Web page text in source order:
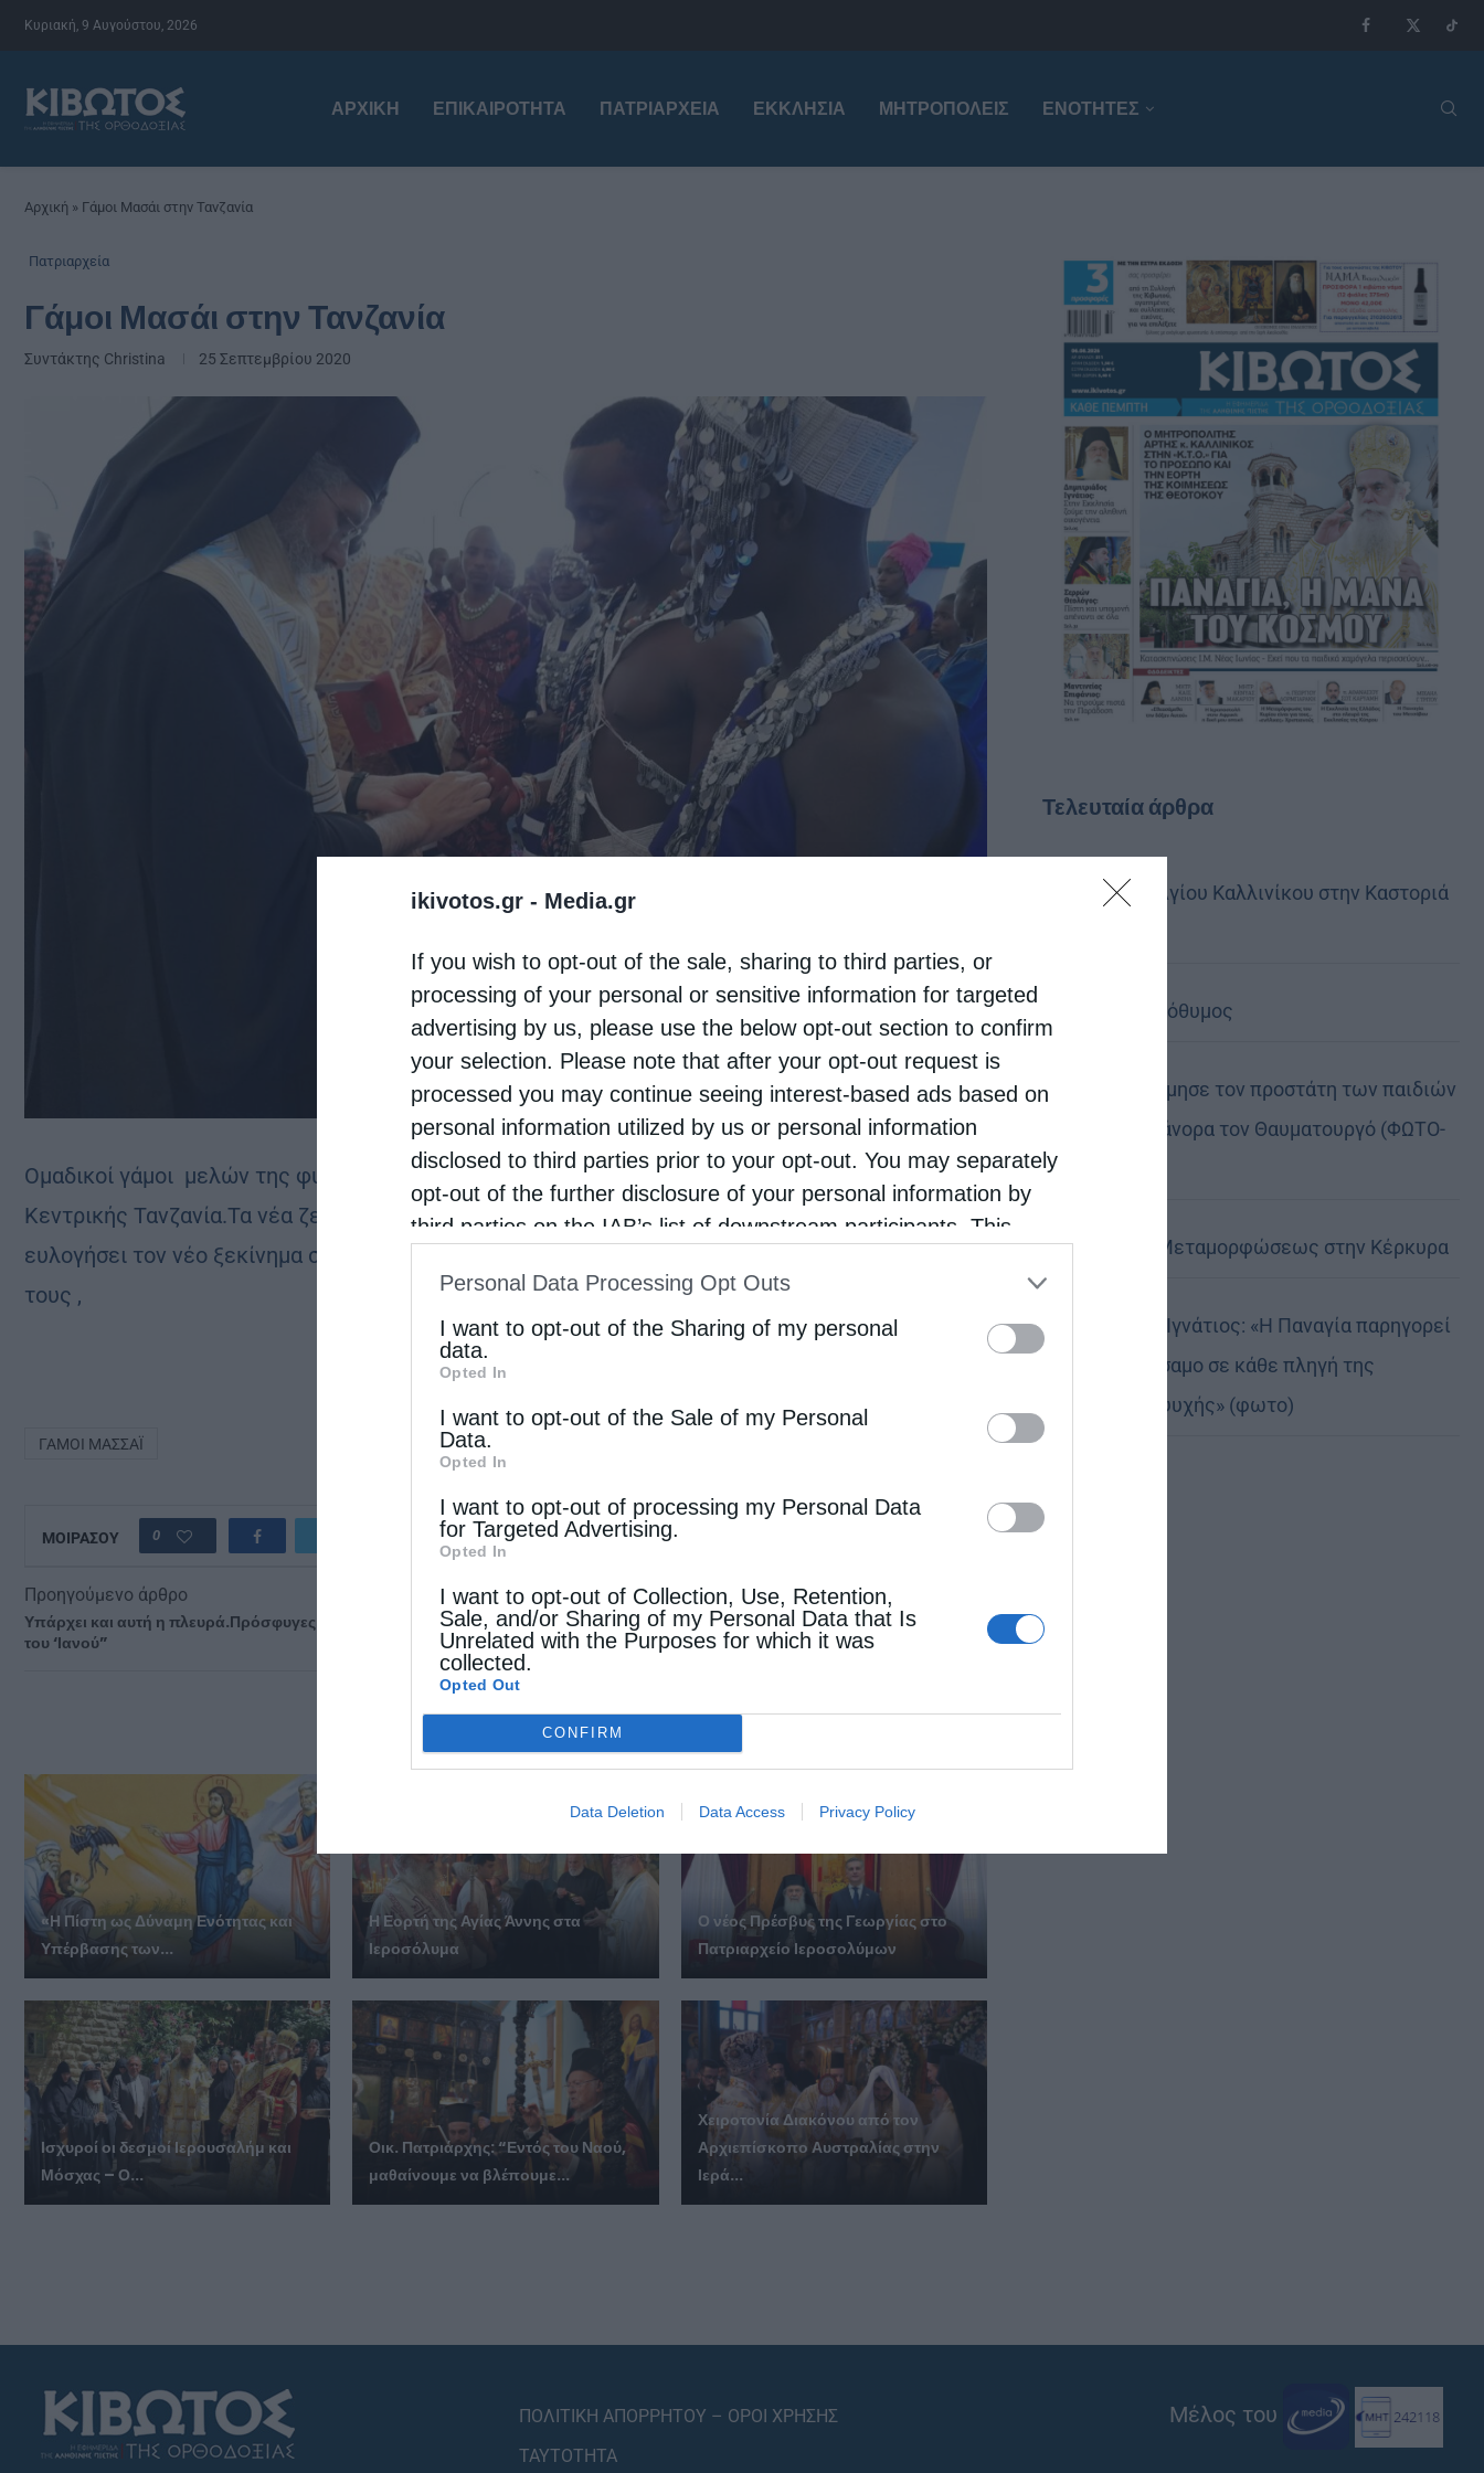
ikivotos.gr - Media.gr
If you wish to opt-out of the sale, sharing to third parties, or
processing of your personal or sensitive information for targeted
advertising by us, please use the below opt-out section to confirm
your selection. Please note that after your opt-out request is
processed you may continue seeing interest-based ads based on
personal information utilized by us or personal information
disclosed to third parties prior to your opt-out. You may separately
opt-out of the further disclosure of your personal information by
third parties on the IAB’s list of downstream participants. This
IAB’s List of Downstream Participantsthat may further disclose it to
other third parties.
Personal Data Processing Opt Outs
I want to opt-out of the Sharing of my personal
data.
Opted In
I want to opt-out of the Sale of my Personal
Data.
Opted In
I want to opt-out of processing my Personal Data
for Targeted Advertising.
Opted In
I want to opt-out of Collection, Use, Retention,
Sale, and/or Sharing of my Personal Data that Is
Unrelated with the Purposes for which it was
collected.
Opted Out
CONFIRM
Data Deletion Data Access Privacy Policy
Κυριακή, 9 Αυγούστου, 2026
ΑΡΧΙΚΉ ΕΠΙΚΑΙΡΌΤΗΤΑ ΠΑΤΡΙΑΡΧΕΊΑ ΕΚΚΛΗΣΊΑ ΜΗΤΡΟΠΌΛΕΙΣ ΕΝΟΤΗΤΕΣ
Αρχική » Γάμοι Μασάι στην Τανζανία
Πατριαρχεία
Γάμοι Μασάι στην Τανζανία
Συντάκτης Christina 25 Σεπτεμβρίου 2020
Ομαδικοί γάμοι μελών της φυλής Μασσάϊ τελέστηκαν στην Ιερά Επισκοπή Αρούσας και
Κεντρικής Τανζανία.Τα νέα ζευγάρια ζήτησαν από τον Επίσκοπο Αρούσας κ. Αγαθόνικο να
ευλογήσει τον νέο ξεκίνημα στη ζωή τους που έγινε με παραδοσιακές φορεσιές της φυλής
τους ,
ΓΆΜΟΙ ΜΑΣΣΆΪ
ΜΟΙΡΑΣΟΥ 0
Προηγούμενο άρθρο
Υπάρχει και αυτή η πλευρά.Πρόσφυγες δίπλα στα θύματα
του ‘Ιανού”
Επόμενο άρθρο
”Περί της κανονικής προσκτήσεως της μοναχικής
ιδιότητος”.Παρέμβαση του μητροπολίτη Πειραιώς
ΔΕΙΤΕ ΕΠΙΣΗΣ
«Η Πίστη ως Δύναμη Ενότητας και
Υπέρβασης των...
Η Εορτή της Αγίας Άννης στα
Ιεροσόλυμα
Ο νέος Πρέσβυς της Γεωργίας στο
Πατριαρχείο Ιεροσολύμων
Ισχυροί οι δεσμοί Ιερουσαλήμ και
Μόσχας – Ο...
Οικ. Πατριάρχης: “Εντός του Ναού,
μαθαίνουμε να βλέπουμε...
Χειροτονία Διακόνου από τον
Αρχιεπίσκοπο Αυστραλίας στην
Ιερά...
Τελευταία άρθρα
Η Εορτή του Αγίου Καλλινίκου στην Καστοριά
Να είσαι μακρόθυμος
Η Καστοριά τίμησε τον προστάτη των παιδιών
της, Άγιο Νικάνορα τον Θαυματουργό (ΦΩΤΟ-
ΒΙΝΤΕΟ)
Η Εορτή της Μεταμορφώσεως στην Κέρκυρα
Δημητριάδος Ιγνάτιος: «Η Παναγία παρηγορεί
και δίνει βάλσαμο σε κάθε πληγή της
ανθρώπινης ψυχής» (φωτο)
ΠΟΛΙΤΙΚΗ ΑΠΟΡΡΗΤΟΥ – ΟΡΟΙ ΧΡΗΣΗΣ
ΤΑΥΤΟΤΗΤΑ
Μέλος του